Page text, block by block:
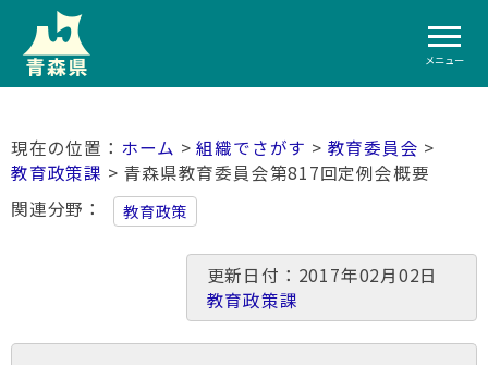
メニュー
ホーム >組織でさがす > 教育委員会 >
教育政策課 > 青森県教育委員会第817回定例会概要
関連分野
教育政策
更新日付：2017年02月02日
教育政策課